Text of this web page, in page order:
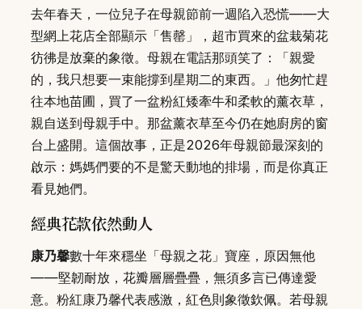
去年春天，一位兒子在母親節前一週陷入恐慌——大
型網上花店全部顯示「售罄」，超市買來的盆栽菊花
彷彿是放棄的象徵。母親在電話那頭笑了：「親愛
的，我只想要一束能撐到星期二的東西。」他匆忙趕
往本地苗圃，買了一盆粉紅矮牽牛和柔軟的薰衣草，
親自送到母親手中。那盆薰衣草至今仍在她廚房的窗
台上盛開。這個故事，正是2026年母親節最深刻的
啟示：媽媽們要的不是驚天動地的排場，而是你真正
看見她們。
經典花款依然動人
康乃馨數十年來穩坐「母親之花」寶座，原因無他
——堅韌耐放，花瓣層層疊疊，無須多言已傳達愛
意。粉紅康乃馨代表感激，紅色則象徵欽佩。若母親